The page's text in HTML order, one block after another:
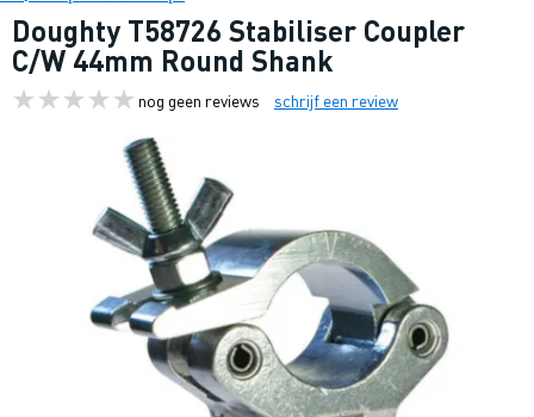
Doughty T58726 Stabiliser Coupler
C/W 44mm Round Shank
nog geen reviews schrijf een review